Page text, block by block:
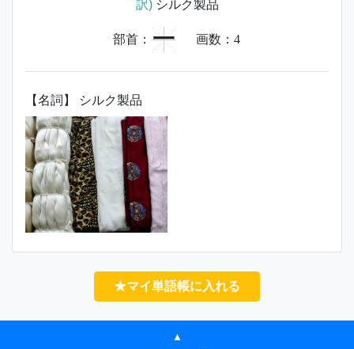
訳)シルク製品
部首： 一 画数： 4
【名詞】 シルク製品
★マイ単語帳に入れる
▲